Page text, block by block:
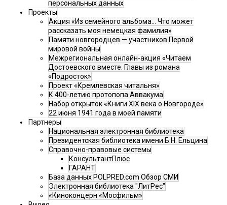
персональных данных
Проекты
Акция «Из семейного альбома... Что может
рассказать моя немецкая фамилия»
Памяти новгородцев — участников Первой
мировой войны
Межрегиональная онлайн-акция «Читаем
Достоевского вместе. Главы из романа
«Подросток»
Проект «Кремлевская читальня»
К 400-летию протопопа Аввакума
Набор открыток «Книги XIX века о Новгороде»
22 июня 1941 года в моей памяти
Партнеры
Национальная электронная библиотека
Президентская библиотека имени Б.Н. Ельцина
Справочно-правовые системы
КонсультантПлюс
ГАРАНТ
База данных POLPRED.com Обзор СМИ
Электронная библиотека "ЛитРес"
«Киноконцерн «Мосфильм»